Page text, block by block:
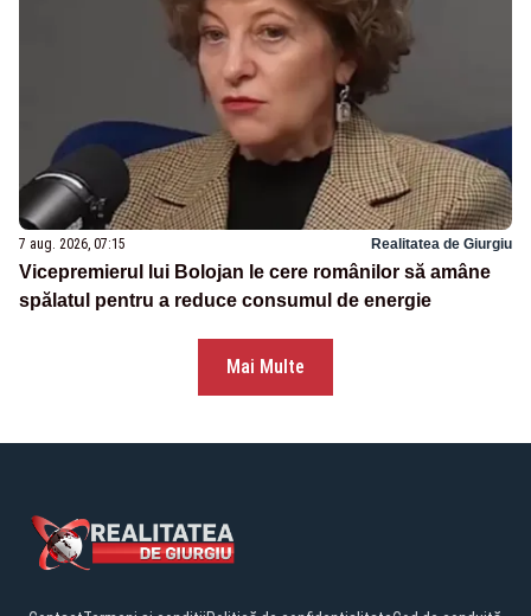
7 aug. 2026, 07:15 Realitatea de Giurgiu
Vicepremierul lui Bolojan le cere românilor să amâne
spălatul pentru a reduce consumul de energie
Mai Multe